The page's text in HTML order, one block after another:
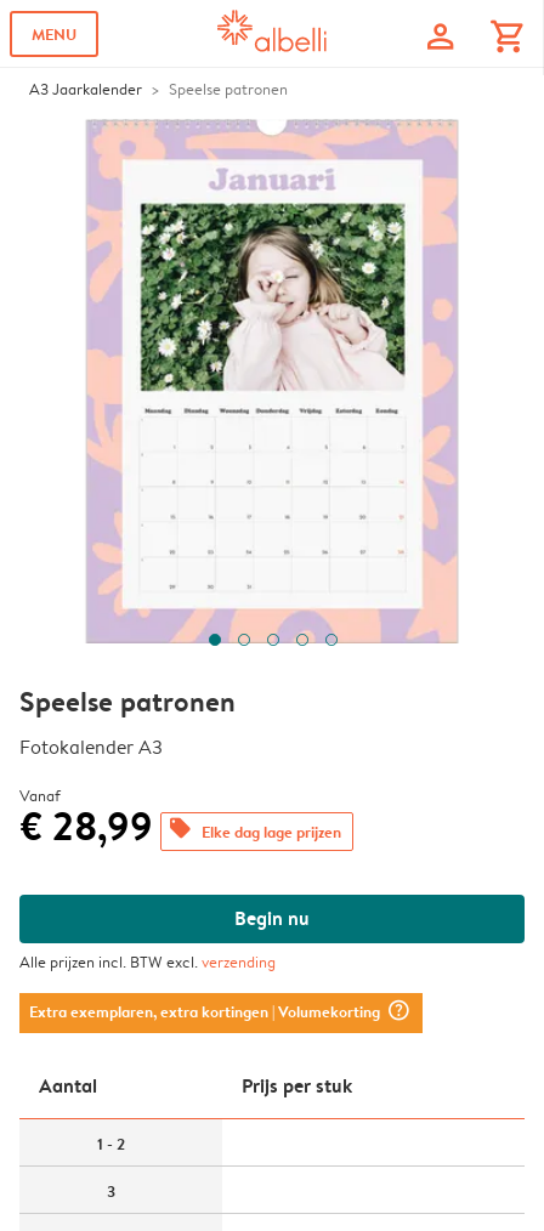
MENU profile shopping_cart
A3 Jaarkalender Speelse patronen
Speelse patronen
Fotokalender A3
Vanaf
€ 28,99 offers Elke dag lage prijzen
Begin nu
Alle prijzen incl. BTW excl.verzending
Extra exemplaren, extra kortingen| Volumekorting question_mark_circle
Aantal Prijs per stuk
1 - 2
3